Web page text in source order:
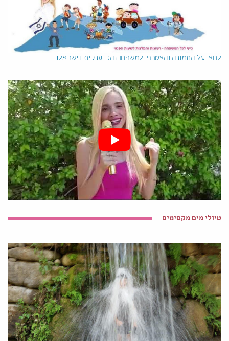
לחצו על התמונה והצטרפו למשפחה הכי ענקית בישראל!
טיולי מים מקסימים